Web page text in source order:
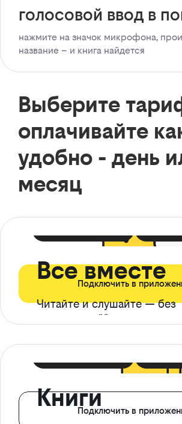
голосовой ввод в
нажмите на значок микрофона,
название – и книга найдется
Выберите
оплачивайте
удобно - день
месяц
Все вместе
Читайте и слушайте — без
ограничений*
Подключить в
КнигиПодключить в